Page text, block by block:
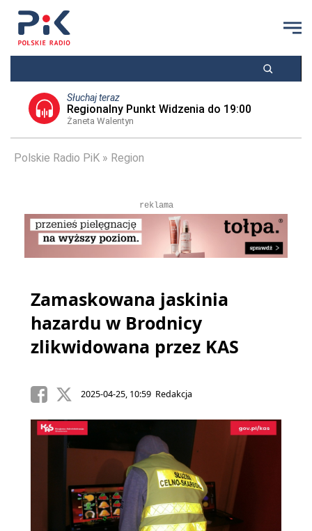
Słuchaj teraz
Regionalny Punkt Widzenia do 19:00
Żaneta Walentyn
Polskie Radio PiK Region
reklama
Zamaskowana jaskinia
hazardu w Brodnicy
zlikwidowana przez KAS
2025-04-25, 10:59 Redakcja